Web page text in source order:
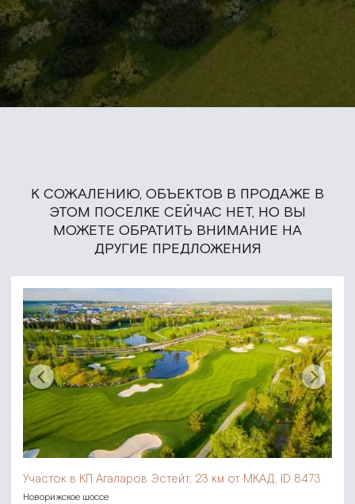
К СОЖАЛЕНИЮ, ОБЪЕКТОВ В ПРОДАЖЕ В
ЭТОМ ПОСЕЛКЕ СЕЙЧАС НЕТ, НО ВЫ
МОЖЕТЕ ОБРАТИТЬ ВНИМАНИЕ НА
ДРУГИЕ ПРЕДЛОЖЕНИЯ
Участок в КП Агаларов Эстейт, 23 км от МКАД, ID 8473
Новорижское шоссе